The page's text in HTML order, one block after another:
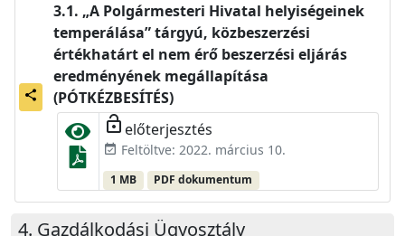
share
„A Polgármesteri Hivatal helyiségeinek
temperálása” tárgyú, közbeszerzési
értékhatárt el nem érő beszerzési eljárás
eredményének megállapítása
(PÓTKÉZBESÍTÉS)
lock_open előterjesztés
event_available Feltöltve: 2022. március 10.
1 MB PDF dokumentum
Gazdálkodási Ügyosztály